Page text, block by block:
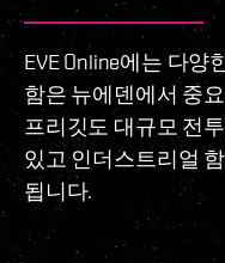
EVE Online에는 다
함은 뉴에덴에서 중
프리깃도 대규모 전
있고 인더스트리얼
됩니다.